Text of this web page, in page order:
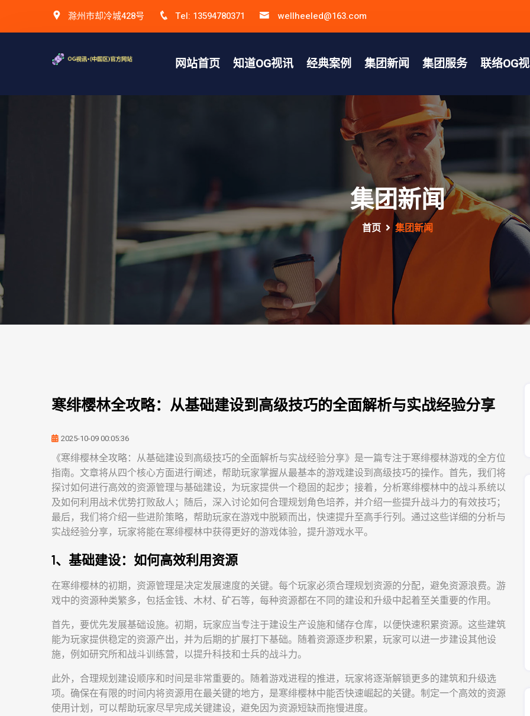
滁州市却冷城428号 Tel: 13594780371 wellheeled@163.com
网站首页 知道OG视讯 经典案例 集团新闻 集团服务 联络OG
集团新闻
首页 集团新闻
寒绯樱林全攻略：从基础建设到高级技巧的全面解析与实战经验分享
2025-10-09 00:05:36
《寒绯樱林全攻略：从基础建设到高级技巧的全面解析与实战经验分享》是一篇专注于寒绯樱林游戏的全方位
指南。文章将从四个核心方面进行阐述，帮助玩家掌握从最基本的游戏建设到高级技巧的操作。首先，我们将
探讨如何进行高效的资源管理与基础建设，为玩家提供一个稳固的起步；接着，分析寒绯樱林中的战斗系统以
及如何利用战术优势打败敌人；随后，深入讨论如何合理规划角色培养，并介绍一些提升战斗力的有效技巧；
最后，我们将介绍一些进阶策略，帮助玩家在游戏中脱颖而出，快速提升至高手行列。通过这些详细的分析与
实战经验分享，玩家将能在寒绯樱林中获得更好的游戏体验，提升游戏水平。
1、基础建设：如何高效利用资源
在寒绯樱林的初期，资源管理是决定发展速度的关键。每个玩家必须合理规划资源的分配，避免资源浪费。游
戏中的资源种类繁多，包括金钱、木材、矿石等，每种资源都在不同的建设和升级中起着至关重要的作用。
首先，要优先发展基础设施。初期，玩家应当专注于建设生产设施和储存仓库，以便快速积累资源。这些建筑
能为玩家提供稳定的资源产出，并为后期的扩展打下基础。随着资源逐步积累，玩家可以进一步建设其他设
施，例如研究所和战斗训练营，以提升科技和士兵的战斗力。
此外，合理规划建设顺序和时间是非常重要的。随着游戏进程的推进，玩家将逐渐解锁更多的建筑和升级选
项。确保在有限的时间内将资源用在最关键的地方，是寒绯樱林中能否快速崛起的关键。制定一个高效的资源
使用计划，可以帮助玩家尽早完成关键建设，避免因为资源短缺而拖慢进度。